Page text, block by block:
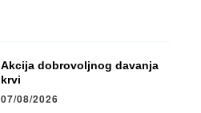
Akcija dobrovoljnog davanja
krvi
07/08/2026